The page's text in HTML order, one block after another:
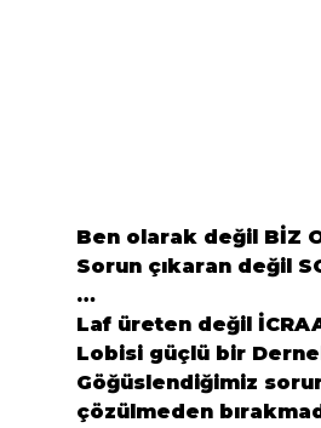
Ben olarak değil BİZ
Sorun çıkaran değil
…
Laf üreten değil
Lobisi güçlü bir
Göğüslendiğimiz
çözülmeden